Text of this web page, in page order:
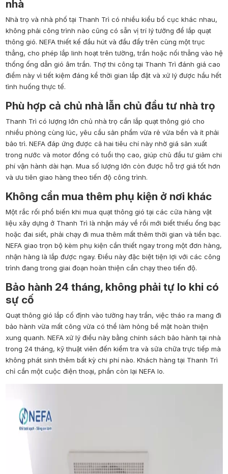
nhà
Nhà trọ và nhà phố tại Thanh Trì có nhiều kiểu bố cục khác nhau,
không phải công trình nào cũng có sẵn vị trí lý tưởng để lắp quạt
thông gió. NEFA thiết kế đầu hút và đầu đẩy trên cùng một trục
thẳng, cho phép lắp linh hoạt trên tường, trần hoặc nối thẳng vào hệ
thống ống dẫn gió âm trần. Thợ thi công tại Thanh Trì đánh giá cao
điểm này vì tiết kiệm đáng kể thời gian lắp đặt và xử lý được hầu hết
tình huống thực tế.
Phù hợp cả chủ nhà lẫn chủ đầu tư nhà trọ
Thanh Trì có lượng lớn chủ nhà trọ cần lắp quạt thông gió cho
nhiều phòng cùng lúc, yêu cầu sản phẩm vừa rẻ vừa bền và ít phải
bảo trì. NEFA đáp ứng được cả hai tiêu chí này nhờ giá sản xuất
trong nước và motor đồng có tuổi thọ cao, giúp chủ đầu tư giảm chi
phí vận hành dài hạn. Mua số lượng lớn còn được hỗ trợ giá tốt hơn
và ưu tiên giao hàng theo tiến độ công trình.
Không cần mua thêm phụ kiện ở nơi khác
Một rắc rối phổ biến khi mua quạt thông gió tại các cửa hàng vật
liệu xây dựng ở Thanh Trì là nhận máy về rồi mới biết thiếu ống bạc
hoặc đai siết, phải chạy đi mua thêm mất thêm thời gian và tiền bạc.
NEFA giao trọn bộ kèm phụ kiện cần thiết ngay trong một đơn hàng,
nhận hàng là lắp được ngay. Điều này đặc biệt tiện lợi với các công
trình đang trong giai đoạn hoàn thiện cần chạy theo tiến độ.
Bảo hành 24 tháng, không phải tự lo khi có
sự cố
Quạt thông gió lắp cố định vào tường hay trần, việc tháo ra mang đi
bảo hành vừa mất công vừa có thể làm hỏng bề mặt hoàn thiện
xung quanh. NEFA xử lý điều này bằng chính sách bảo hành tại nhà
trong 24 tháng, kỹ thuật viên đến kiểm tra và sửa chữa trực tiếp mà
không phát sinh thêm bất kỳ chi phí nào. Khách hàng tại Thanh Trì
chỉ cần một cuộc điện thoại, phần còn lại NEFA lo.